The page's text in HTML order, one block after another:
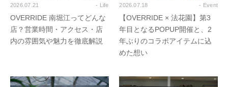
2026.07.21 - Life
OVERRIDE 南堀江ってどんな
店？営業時間・アクセス・店
内の雰囲気や魅力を徹底解説
2026.07.18 - Event
【OVERRIDE × 法花園】第3
年目となるPOPUP開催と、2
年ぶりのコラボアイテムに込
めた想い